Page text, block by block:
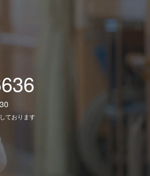
ております